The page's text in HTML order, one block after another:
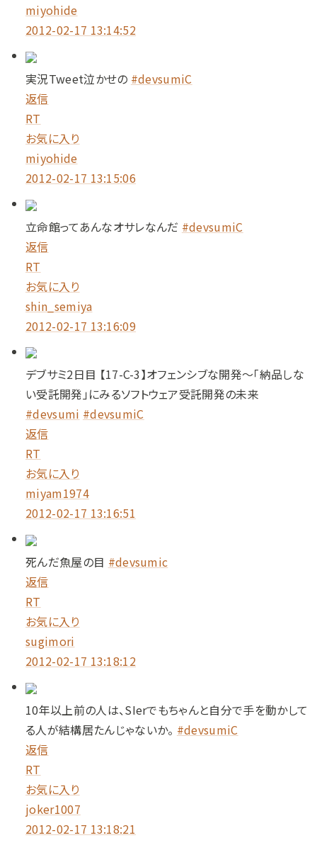
miyohide
2012-02-17 13:14:52
実況Tweet泣かせの #devsumiC
返信
RT
お気に入り
miyohide
2012-02-17 13:15:06
立命館ってあんなオサレなんだ #devsumiC
返信
RT
お気に入り
shin_semiya
2012-02-17 13:16:09
デブサミ2日目 【17-C-3】オフェンシブな開発～「納品しな
い受託開発」にみるソフトウェア受託開発の未来
#devsumi #devsumiC
返信
RT
お気に入り
miyam1974
2012-02-17 13:16:51
死んだ魚屋の目 #devsumic
返信
RT
お気に入り
sugimori
2012-02-17 13:18:12
10年以上前の人は、SIerでもちゃんと自分で手を動かして
る人が結構居たんじゃないか。 #devsumiC
返信
RT
お気に入り
joker1007
2012-02-17 13:18:21